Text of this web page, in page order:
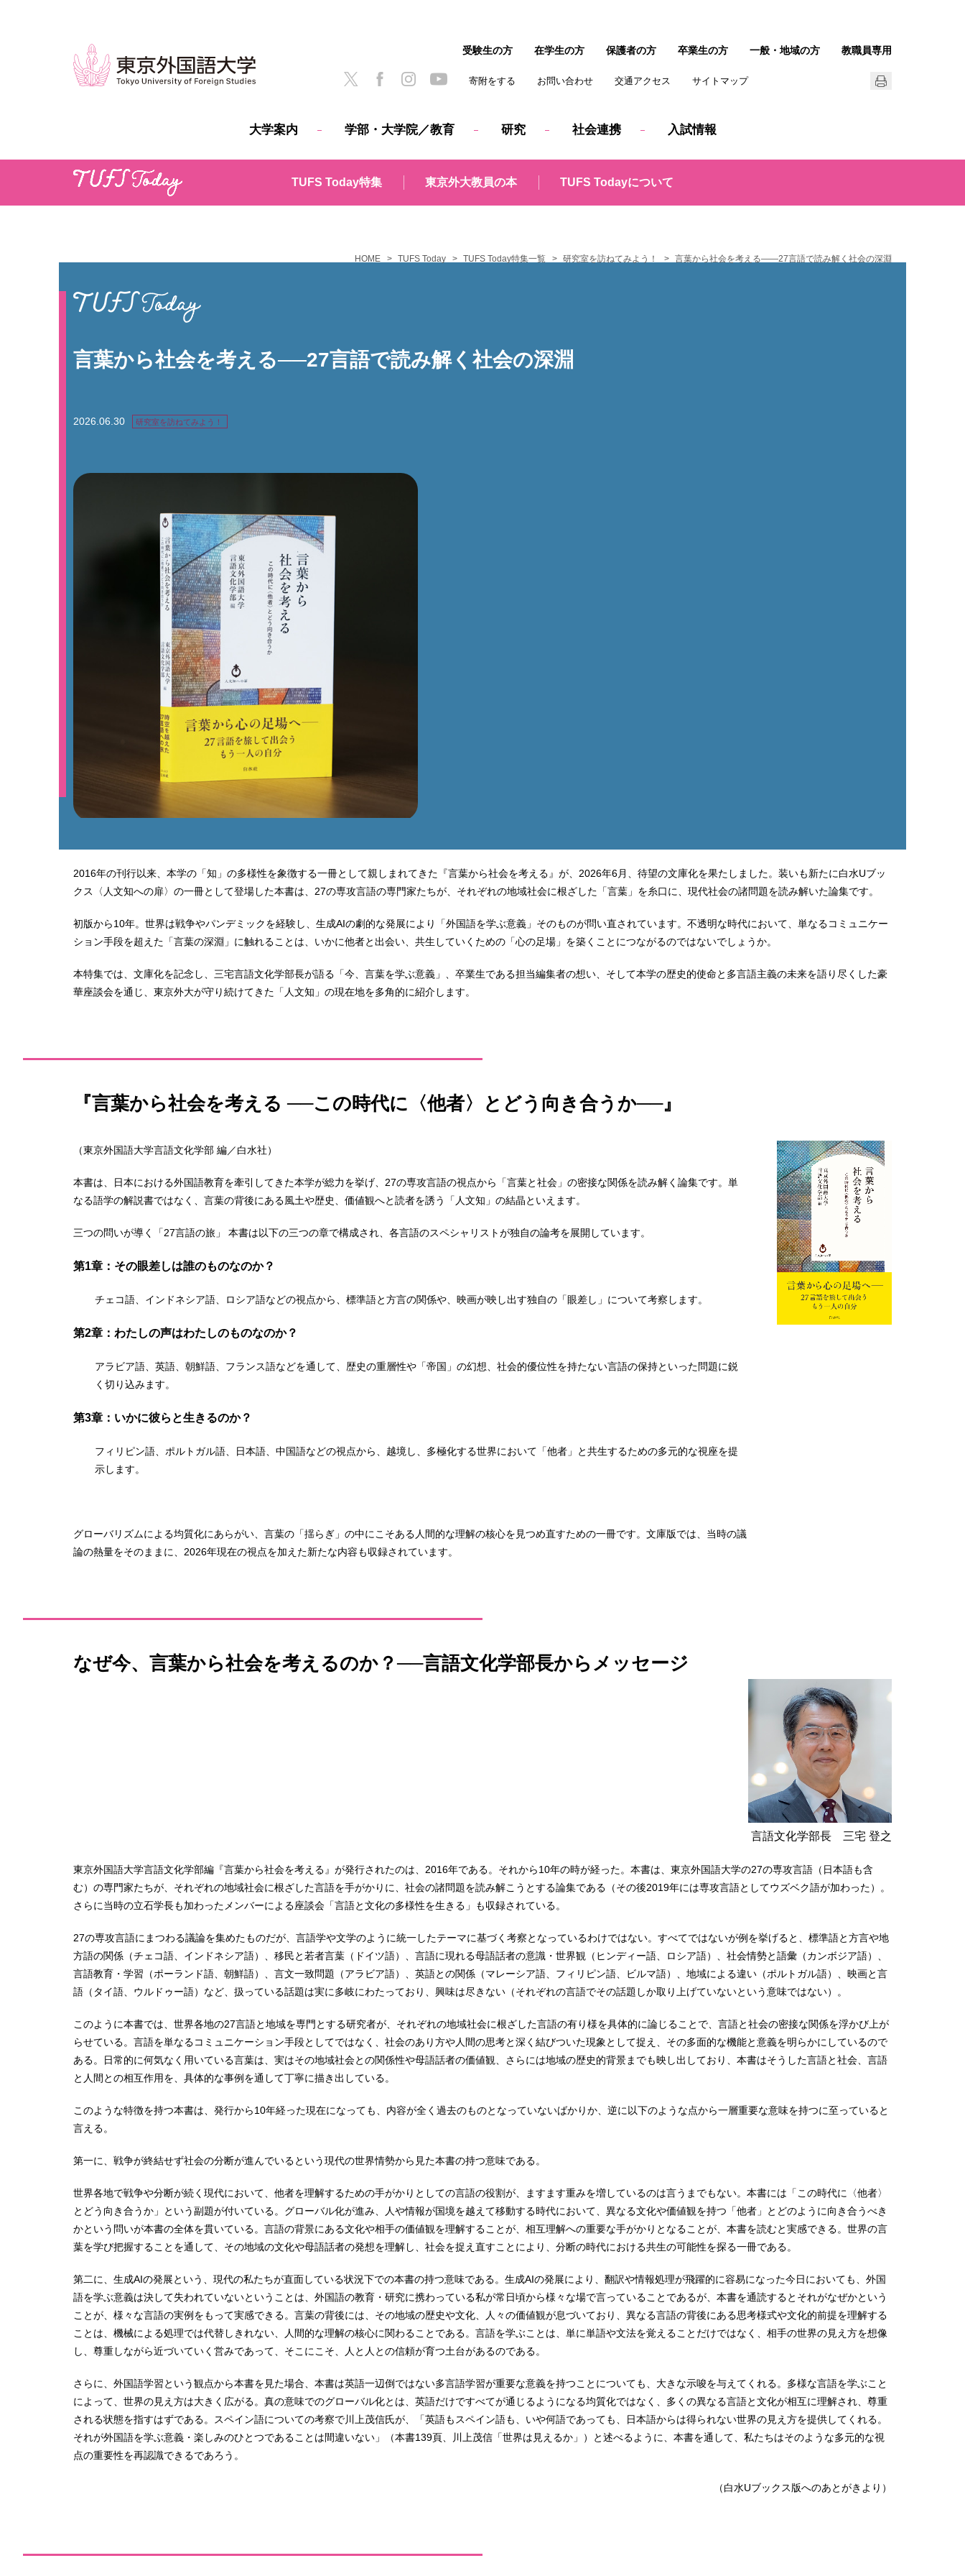
大学案内 学部・大学院／教育 研究 社会連携 入試情報
寄附をする お問い合わせ 交通アクセス サイトマップ
受験生の方 在学生の方 保護者の方 卒業生の方 一般・地域の方 教職員専用
TUFS Today特集 東京外大教員の本 TUFS Todayについて
HOME TUFS Today TUFS Today特集一覧 研究室を訪ねてみよう！ 言葉から社会を考える――27言語で読み解く社会の深淵
言葉から社会を考える──27言語で読み解く社会の深淵
2026.06.30 研究室を訪ねてみよう！
2016年の刊行以来、本学の「知」の多様性を象徴する一冊として親しまれてきた『言葉から社会を考える』が、2026年6月、待望の文庫化を果たしました。装いも新たに白水Uブッ
クス〈人文知への扉〉の一冊として登場した本書は、27の専攻言語の専門家たちが、それぞれの地域社会に根ざした「言葉」を糸口に、現代社会の諸問題を読み解いた論集です。
初版から10年。世界は戦争やパンデミックを経験し、生成AIの劇的な発展により「外国語を学ぶ意義」そのものが問い直されています。不透明な時代において、単なるコミュニケー
ション手段を超えた「言葉の深淵」に触れることは、いかに他者と出会い、共生していくための「心の足場」を築くことにつながるのではないでしょうか。
本特集では、文庫化を記念し、三宅言語文化学部長が語る「今、言葉を学ぶ意義」、卒業生である担当編集者の想い、そして本学の歴史的使命と多言語主義の未来を語り尽くした豪
華座談会を通じ、東京外大が守り続けてきた「人文知」の現在地を多角的に紹介します。
『言葉から社会を考える ──この時代に〈他者〉とどう向き合うか──』
（東京外国語大学言語文化学部 編／白水社）
本書は、日本における外国語教育を牽引してきた本学が総力を挙げ、27の専攻言語の視点から「言葉と社会」の密接な関係を読み解く論集です。単
なる語学の解説書ではなく、言葉の背後にある風土や歴史、価値観へと読者を誘う「人文知」の結晶といえます。
三つの問いが導く「27言語の旅」 本書は以下の三つの章で構成され、各言語のスペシャリストが独自の論考を展開しています。
第1章：その眼差しは誰のものなのか？
チェコ語、インドネシア語、ロシア語などの視点から、標準語と方言の関係や、映画が映し出す独自の「眼差し」について考察します。
第2章：わたしの声はわたしのものなのか？
アラビア語、英語、朝鮮語、フランス語などを通して、歴史の重層性や「帝国」の幻想、社会的優位性を持たない言語の保持といった問題に鋭
く切り込みます。
第3章：いかに彼らと生きるのか？
フィリピン語、ポルトガル語、日本語、中国語などの視点から、越境し、多極化する世界において「他者」と共生するための多元的な視座を提
示します。
グローバリズムによる均質化にあらがい、言葉の「揺らぎ」の中にこそある人間的な理解の核心を見つめ直すための一冊です。文庫版では、当時の議
論の熱量をそのままに、2026年現在の視点を加えた新たな内容も収録されています。
なぜ今、言葉から社会を考えるのか？──言語文化学部長からメッセージ
言語文化学部長 三宅 登之
東京外国語大学言語文化学部編『言葉から社会を考える』が発行されたのは、2016年である。それから10年の時が経った。本書は、東京外国語大学の27の専攻言語（日本語も含
む）の専門家たちが、それぞれの地域社会に根ざした言語を手がかりに、社会の諸問題を読み解こうとする論集である（その後2019年には専攻言語としてウズベク語が加わった）。
さらに当時の立石学長も加わったメンバーによる座談会「言語と文化の多様性を生きる」も収録されている。
27の専攻言語にまつわる議論を集めたものだが、言語学や文学のように統一したテーマに基づく考察となっているわけではない。すべてではないが例を挙げると、標準語と方言や地
方語の関係（チェコ語、インドネシア語）、移民と若者言葉（ドイツ語）、言語に現れる母語話者の意識・世界観（ヒンディー語、ロシア語）、社会情勢と語彙（カンボジア語）、
言語教育・学習（ポーランド語、朝鮮語）、言文一致問題（アラビア語）、英語との関係（マレーシア語、フィリピン語、ビルマ語）、地域による違い（ポルトガル語）、映画と言
語（タイ語、ウルドゥー語）など、扱っている話題は実に多岐にわたっており、興味は尽きない（それぞれの言語でその話題しか取り上げていないという意味ではない）。
このように本書では、世界各地の27言語と地域を専門とする研究者が、それぞれの地域社会に根ざした言語の有り様を具体的に論じることで、言語と社会の密接な関係を浮かび上が
らせている。言語を単なるコミュニケーション手段としてではなく、社会のあり方や人間の思考と深く結びついた現象として捉え、その多面的な機能と意義を明らかにしているので
ある。日常的に何気なく用いている言葉は、実はその地域社会との関係性や母語話者の価値観、さらには地域の歴史的背景までも映し出しており、本書はそうした言語と社会、言語
と人間との相互作用を、具体的な事例を通して丁寧に描き出している。
このような特徴を持つ本書は、発行から10年経った現在になっても、内容が全く過去のものとなっていないばかりか、逆に以下のような点から一層重要な意味を持つに至っていると
言える。
第一に、戦争が終結せず社会の分断が進んでいるという現代の世界情勢から見た本書の持つ意味である。
世界各地で戦争や分断が続く現代において、他者を理解するための手がかりとしての言語の役割が、ますます重みを増しているのは言うまでもない。本書には「この時代に〈他者〉
とどう向き合うか」という副題が付いている。グローバル化が進み、人や情報が国境を越えて移動する時代において、異なる文化や価値観を持つ「他者」とどのように向き合うべき
かという問いが本書の全体を貫いている。言語の背景にある文化や相手の価値観を理解することが、相互理解への重要な手がかりとなることが、本書を読むと実感できる。世界の言
葉を学び把握することを通して、その地域の文化や母語話者の発想を理解し、社会を捉え直すことにより、分断の時代における共生の可能性を探る一冊である。
第二に、生成AIの発展という、現代の私たちが直面している状況下での本書の持つ意味である。生成AIの発展により、翻訳や情報処理が飛躍的に容易になった今日においても、外国
語を学ぶ意義は決して失われていないということは、外国語の教育・研究に携わっている私が常日頃から様々な場で言っていることであるが、本書を通読するとそれがなぜかという
ことが、様々な言語の実例をもって実感できる。言葉の背後には、その地域の歴史や文化、人々の価値観が息づいており、異なる言語の背後にある思考様式や文化的前提を理解する
ことは、機械による処理では代替しきれない、人間的な理解の核心に関わることである。言語を学ぶことは、単に単語や文法を覚えることだけではなく、相手の世界の見え方を想像
し、尊重しながら近づいていく営みであって、そこにこそ、人と人との信頼が育つ土台があるのである。
さらに、外国語学習という観点から本書を見た場合、本書は英語一辺倒ではない多言語学習が重要な意義を持つことについても、大きな示唆を与えてくれる。多様な言語を学ぶこと
によって、世界の見え方は大きく広がる。真の意味でのグローバル化とは、英語だけですべてが通じるようになる均質化ではなく、多くの異なる言語と文化が相互に理解され、尊重
される状態を指すはずである。スペイン語についての考察で川上茂信氏が、「英語もスペイン語も、いや何語であっても、日本語からは得られない世界の見え方を提供してくれる。
それが外国語を学ぶ意義・楽しみのひとつであることは間違いない」（本書139頁、川上茂信「世界は見えるか」）と述べるように、本書を通して、私たちはそのような多元的な視
点の重要性を再認識できるであろう。
（白水Uブックス版へのあとがきより）